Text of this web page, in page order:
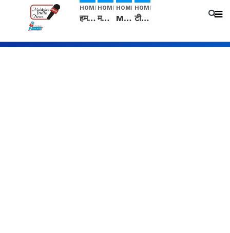
HOME
हम सनातनी..." सांसद kangana Ranaut से क्या बोली लड़की? Viral Jantar-Mantar | CJP protest
HOME
मनीषा हत्याकांड: हत्या, आत्महत्या या कोई बड़ा राज? | Full Story | Josh Haryana
HOME
Mangalsutra: हिंदू धर्म में शादी के बाद मंगलसूत्र क्यों पहनती है महिलाएं, किसने शुरु की ये परंपरा
HOME
टीम बीकेई ने एग्रीकल्चर ग्रेड की यूरिया खाद गट्टों में बदलकर टेक्निकल ग्रेड में बेचने वालों पर करवाई कार्रवाई: लखविंदर सिंह औलख